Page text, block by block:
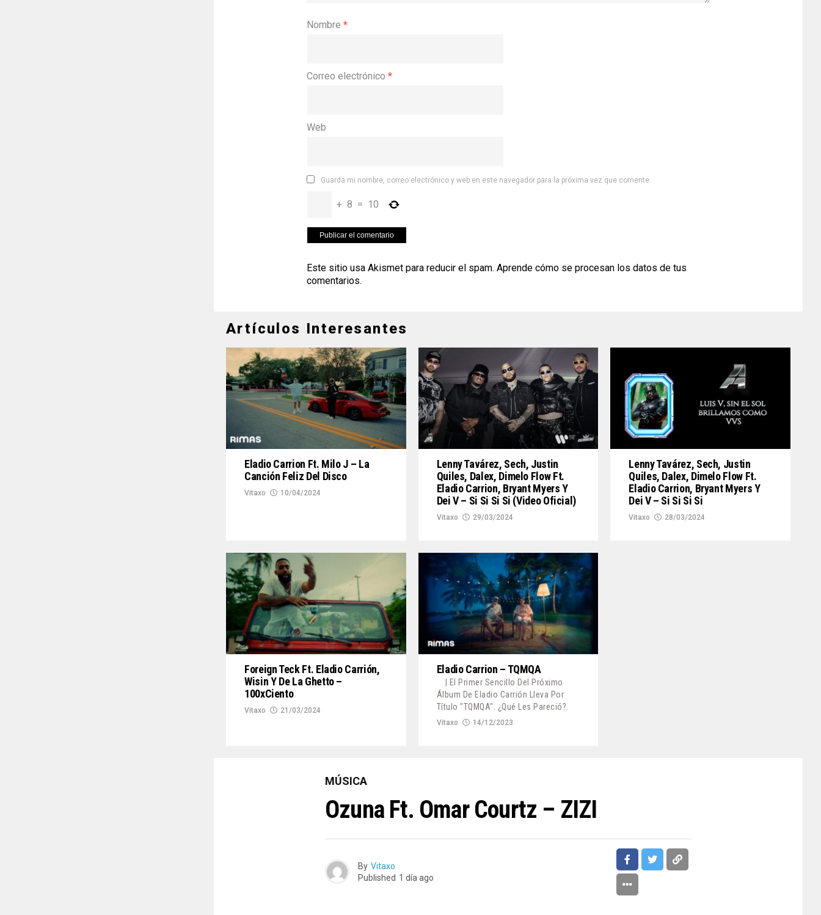
Nombre *
Correo electrónico *
Web
Guarda mi nombre, correo electrónico y web en este navegador para la próxima vez que comente.
+ 8 = 10
Este sitio usa Akismet para reducir el spam. Aprende cómo se procesan los datos de tus
comentarios.
Artículos Interesantes
Eladio Carrion Ft. Milo J – La
Canción Feliz Del Disco
Vitaxo 10/04/2024
Lenny Tavárez, Sech, Justin
Quiles, Dalex, Dimelo Flow Ft.
Eladio Carrion, Bryant Myers Y
Dei V – Si Si Si Si (Video Oficial)
Vitaxo 29/03/2024
Lenny Tavárez, Sech, Justin
Quiles, Dalex, Dimelo Flow Ft.
Eladio Carrion, Bryant Myers Y
Dei V – Si Si Si Si
Vitaxo 28/03/2024
Foreign Teck Ft. Eladio Carrión,
Wisin Y De La Ghetto –
100xCiento
Vitaxo 21/03/2024
Eladio Carrion – TQMQA
| El Primer Sencillo Del Próximo
Álbum De Eladio Carrión Lleva Por
Título "TQMQA". ¿Qué Les Pareció?.
Vitaxo 14/12/2023
MÚSICA
Ozuna Ft. Omar Courtz – ZIZI
By Vitaxo
Published 1 día ago